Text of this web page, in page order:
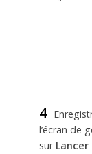
4
l’écran de
sur Lancer